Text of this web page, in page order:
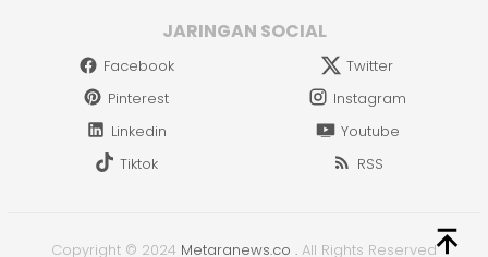
JARINGAN SOCIAL
Facebook
Twitter
Pinterest
Instagram
Linkedin
Youtube
Tiktok
RSS
Copyright © 2024 Metaranews.co . All Rights Reserved